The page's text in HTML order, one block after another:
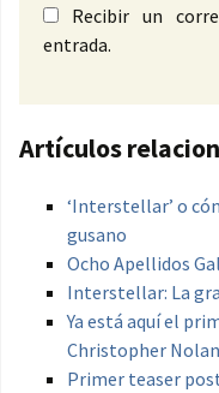
Recibir un
entrada.
Artículos
‘Interstellar’ o
gusano
Ocho Apellidos
Interstellar: La
Ya está aquí el
Christopher Nolan
Primer teaser